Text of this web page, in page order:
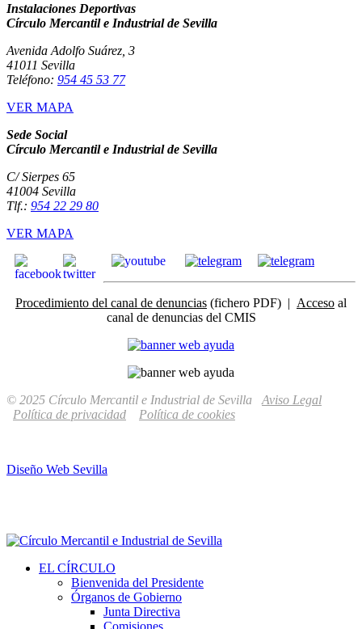
Instalaciones Deportivas
Círculo Mercantil e Industrial de Sevilla
Avenida Adolfo Suárez, 3
41011 Sevilla
Teléfono: 954 45 53 77
VER MAPA
Sede Social
Círculo Mercantil e Industrial de Sevilla
C/ Sierpes 65
41004 Sevilla
Tlf.: 954 22 29 80
VER MAPA
Procedimiento del canal de denuncias (fichero PDF) | Acceso al
canal de denuncias del CMIS
© 2025 Círculo Mercantil e Industrial de Sevilla Aviso Legal
Política de privacidad
Política de cookies
Diseño Web Sevilla
EL CÍRCULO
Bienvenida del Presidente
Órganos de Gobierno
Junta Directiva